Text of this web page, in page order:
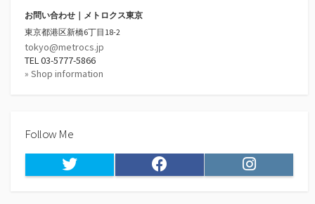
お問い合わせ｜メトロクス東京
東京都港区新橋6丁目18-2
tokyo@metrocs.jp
TEL 03-5777-5866
» Shop information
Follow Me
Twitter Facebook Instagram